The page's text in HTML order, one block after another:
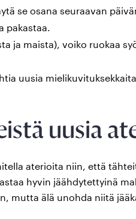
se osana seuraavan
pakastaa.
ja maista), voiko ruokaa
uusia
uusia
aterioita niin, että
hyvin jäähdytettyinä
mutta älä unohda niitä